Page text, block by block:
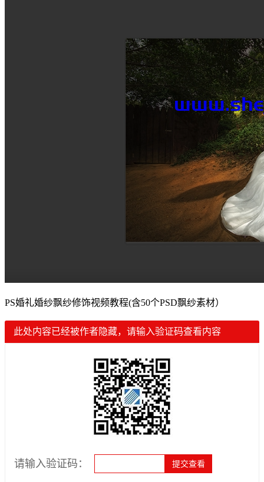
PS婚礼婚纱飘纱修饰视频教程(含50个PSD飘纱素材）
此处内容已经被作者隐藏，请输入验证码查看内容
请输入验证码：